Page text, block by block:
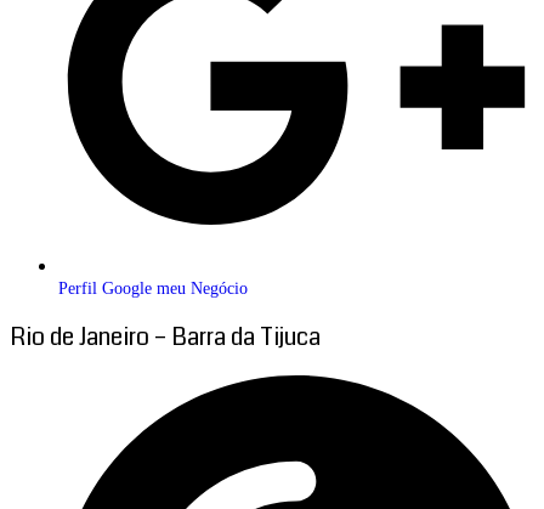
Perfil Google meu Negócio
Rio de Janeiro – Barra da Tijuca